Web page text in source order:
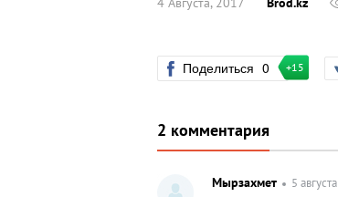
4 Августа, 2017 Brod.kz
Поделиться 0 +15
2 комментария
Мырзахмет 5